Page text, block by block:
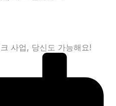
사업, 당신도 가능해요!